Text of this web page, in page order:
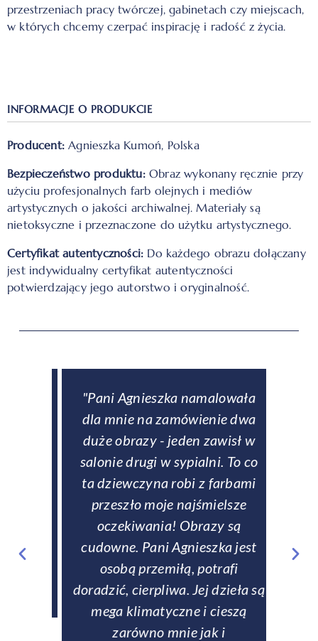
przestrzeniach pracy twórczej, gabinetach czy miejscach,
w których chcemy czerpać inspirację i radość z życia.
INFORMACJE O PRODUKCIE
Producent: Agnieszka Kumoń, Polska
Bezpieczeństwo produktu:Obraz wykonany ręcznie przy
użyciu profesjonalnych farb olejnych i mediów
artystycznych o jakości archiwalnej. Materiały są
nietoksyczne i przeznaczone do użytku artystycznego.
Certyfikat autentyczności: Do każdego obrazu dołączany
jest indywidualny certyfikat autentyczności
potwierdzający jego autorstwo i oryginalność.
"Pani Agnieszka namalowała
dla mnie na zamówienie dwa
duże obrazy - jeden zawisł w
salonie drugi w sypialni. To co
ta dziewczyna robi z farbami
przeszło moje najśmielsze
oczekiwania! Obrazy są
cudowne. Pani Agnieszka jest
osobą przemiłą, potrafi
doradzić, cierpliwa. Jej dzieła są
mega klimatyczne i cieszą
zarówno mnie jak i